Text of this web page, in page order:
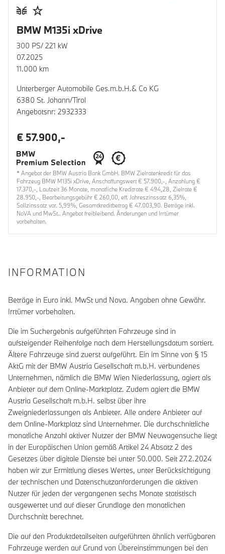
BMW M135i xDrive
300 PS/ 221 kW
07.2025
11.000 km
Unterberger Automobile Ges.m.b.H.& Co KG
6380 St. Johann/Tirol
Angebotsnr: 2932333
€ 57.900,-
* Angebot der BMW Austria Bank GmbH. BMW Zielratenkredit für das
Fahrzeug BMW M135i xDrive, Anschaffungswert € 57.900,-, Anzahlung €
17.370,-, Laufzeit 36 Monate, monatliche Kreditrate € 494,28, Zielrate €
28.950,-, Bearbeitungsgebühr € 260,00, eff. Jahreszinssatz 6,35%,
Sollzinssatz var. 5,99%, Gesamtkreditbetrag € 47.003,90. Beträge inkl.
NoVA und MwSt.. Angebot freibleibend. Änderungen und Irrtümer
vorbehalten.
INFORMATION
Beträge in Euro inkl. MwSt und Nova. Angaben ohne Gewähr.
Irrtümer vorbehalten.
Die im Suchergebnis aufgeführten Fahrzeuge sind in
aufsteigender Reihenfolge nach dem Herstellungsdatum sortiert.
Ältere Fahrzeuge sind zuerst aufgeführt. Ein im Sinne von § 15
AktG mit der BMW Austria Gesellschaft m.b.H. verbundenes
Unternehmen, nämlich die BMW Wien Niederlassung, agiert als
Anbieter auf dem Online-Marktplatz. Zudem agiert die BMW
Austria Gesellschaft m.b.H. selbst über ihre
Zweigniederlassungen als Anbieter. Alle andere Anbieter auf
dem Online-Marktplatz sind Unternehmer. Die durchschnittliche
monatliche Anzahl aktiver Nutzer der BMW Neuwagensuche liegt
in der Europäischen Union gemäß Artikel 24 Absatz 2 des
Gesetzes über digitale Dienste bei unter 50.000. Seit 27.2.2024
haben wir zur Ermittlung dieses Wertes, unter Berücksichtigung
der technischen und Datenschutzanforderungen die aktiven
Nutzer für jeden der vergangenen sechs Monate statistisch
ausgewertet und auf dieser Grundlage den monatlichen
Durchschnitt berechnet.
Die auf den Produktdetailseiten aufgeführten ähnlich verfügbaren
Fahrzeuge werden auf Grund von Übereinstimmungen bei den